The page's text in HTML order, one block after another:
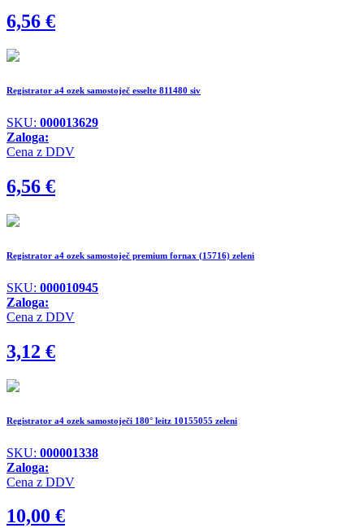
6,56 €
Registrator a4 ozek samostoječ esselte 811480 siv
SKU: 000013629
Zaloga:
Cena z DDV
6,56 €
Registrator a4 ozek samostoječ premium fornax (15716) zeleni
SKU: 000010945
Zaloga:
Cena z DDV
3,12 €
Registrator a4 ozek samostoječi 180° leitz 10155055 zeleni
SKU: 000001338
Zaloga:
Cena z DDV
10,00 €